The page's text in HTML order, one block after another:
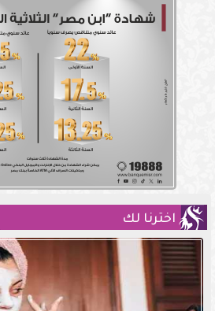
اخترنا لك